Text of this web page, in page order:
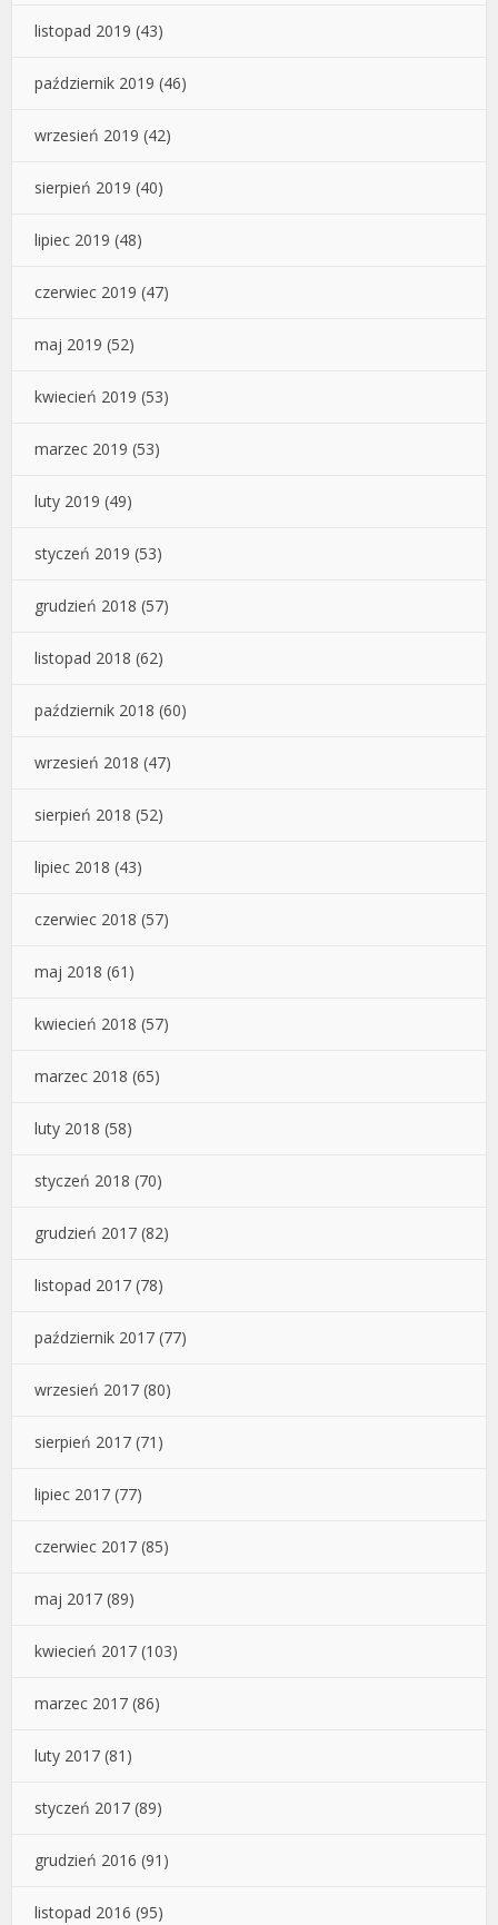
listopad 2019 (43)
październik 2019 (46)
wrzesień 2019 (42)
sierpień 2019 (40)
lipiec 2019 (48)
czerwiec 2019 (47)
maj 2019 (52)
kwiecień 2019 (53)
marzec 2019 (53)
luty 2019 (49)
styczeń 2019 (53)
grudzień 2018 (57)
listopad 2018 (62)
październik 2018 (60)
wrzesień 2018 (47)
sierpień 2018 (52)
lipiec 2018 (43)
czerwiec 2018 (57)
maj 2018 (61)
kwiecień 2018 (57)
marzec 2018 (65)
luty 2018 (58)
styczeń 2018 (70)
grudzień 2017 (82)
listopad 2017 (78)
październik 2017 (77)
wrzesień 2017 (80)
sierpień 2017 (71)
lipiec 2017 (77)
czerwiec 2017 (85)
maj 2017 (89)
kwiecień 2017 (103)
marzec 2017 (86)
luty 2017 (81)
styczeń 2017 (89)
grudzień 2016 (91)
listopad 2016 (95)